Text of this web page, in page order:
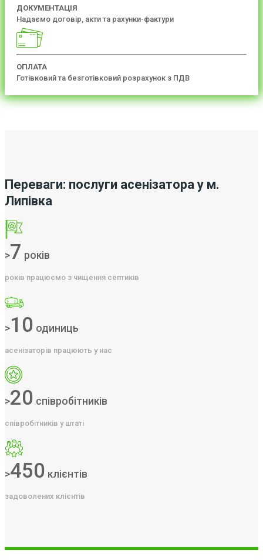
ДОКУМЕНТАЦІЯ
Надаємо договір, акти та рахунки-фактури
ОПЛАТА
Готівковий та безготівковий розрахунок з ПДВ
Переваги: послуги асенізатора у м.
Липівка
>7 років
років працюємо з чищення септиків
>10 одиниць
асенізаторів працюють у нас
>20 співробітників
співробітників у штаті
>450 клієнтів
задоволених клієнтів